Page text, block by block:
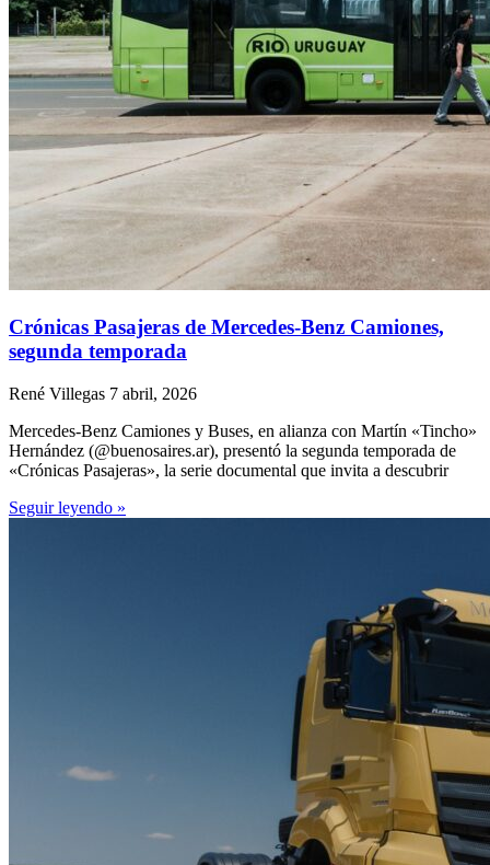
Crónicas Pasajeras de Mercedes-Benz Camiones,
segunda temporada
René Villegas 7 abril, 2026
Mercedes-Benz Camiones y Buses, en alianza con Martín «Tincho»
Hernández (@buenosaires.ar), presentó la segunda temporada de
«Crónicas Pasajeras», la serie documental que invita a descubrir
Seguir leyendo »